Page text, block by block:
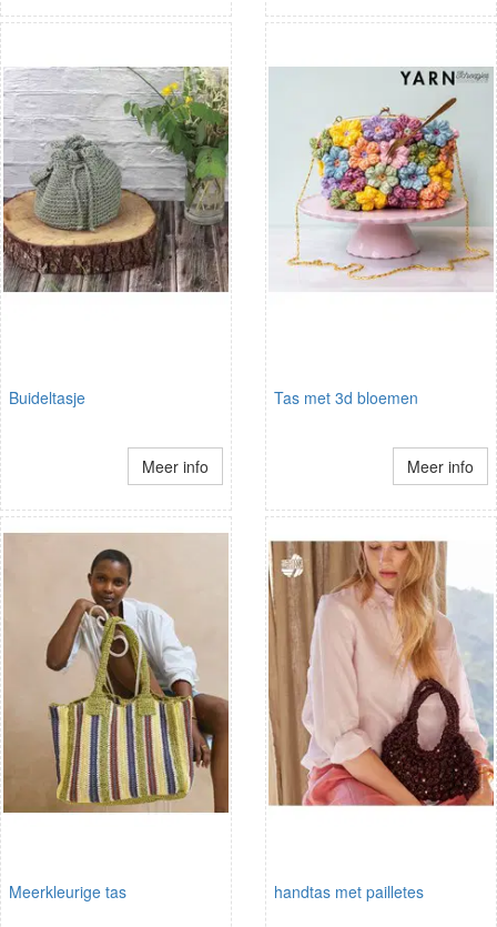
Buideltasje
Meer info
Tas met 3d bloemen
Meer info
Meerkleurige tas handtas met pailletes